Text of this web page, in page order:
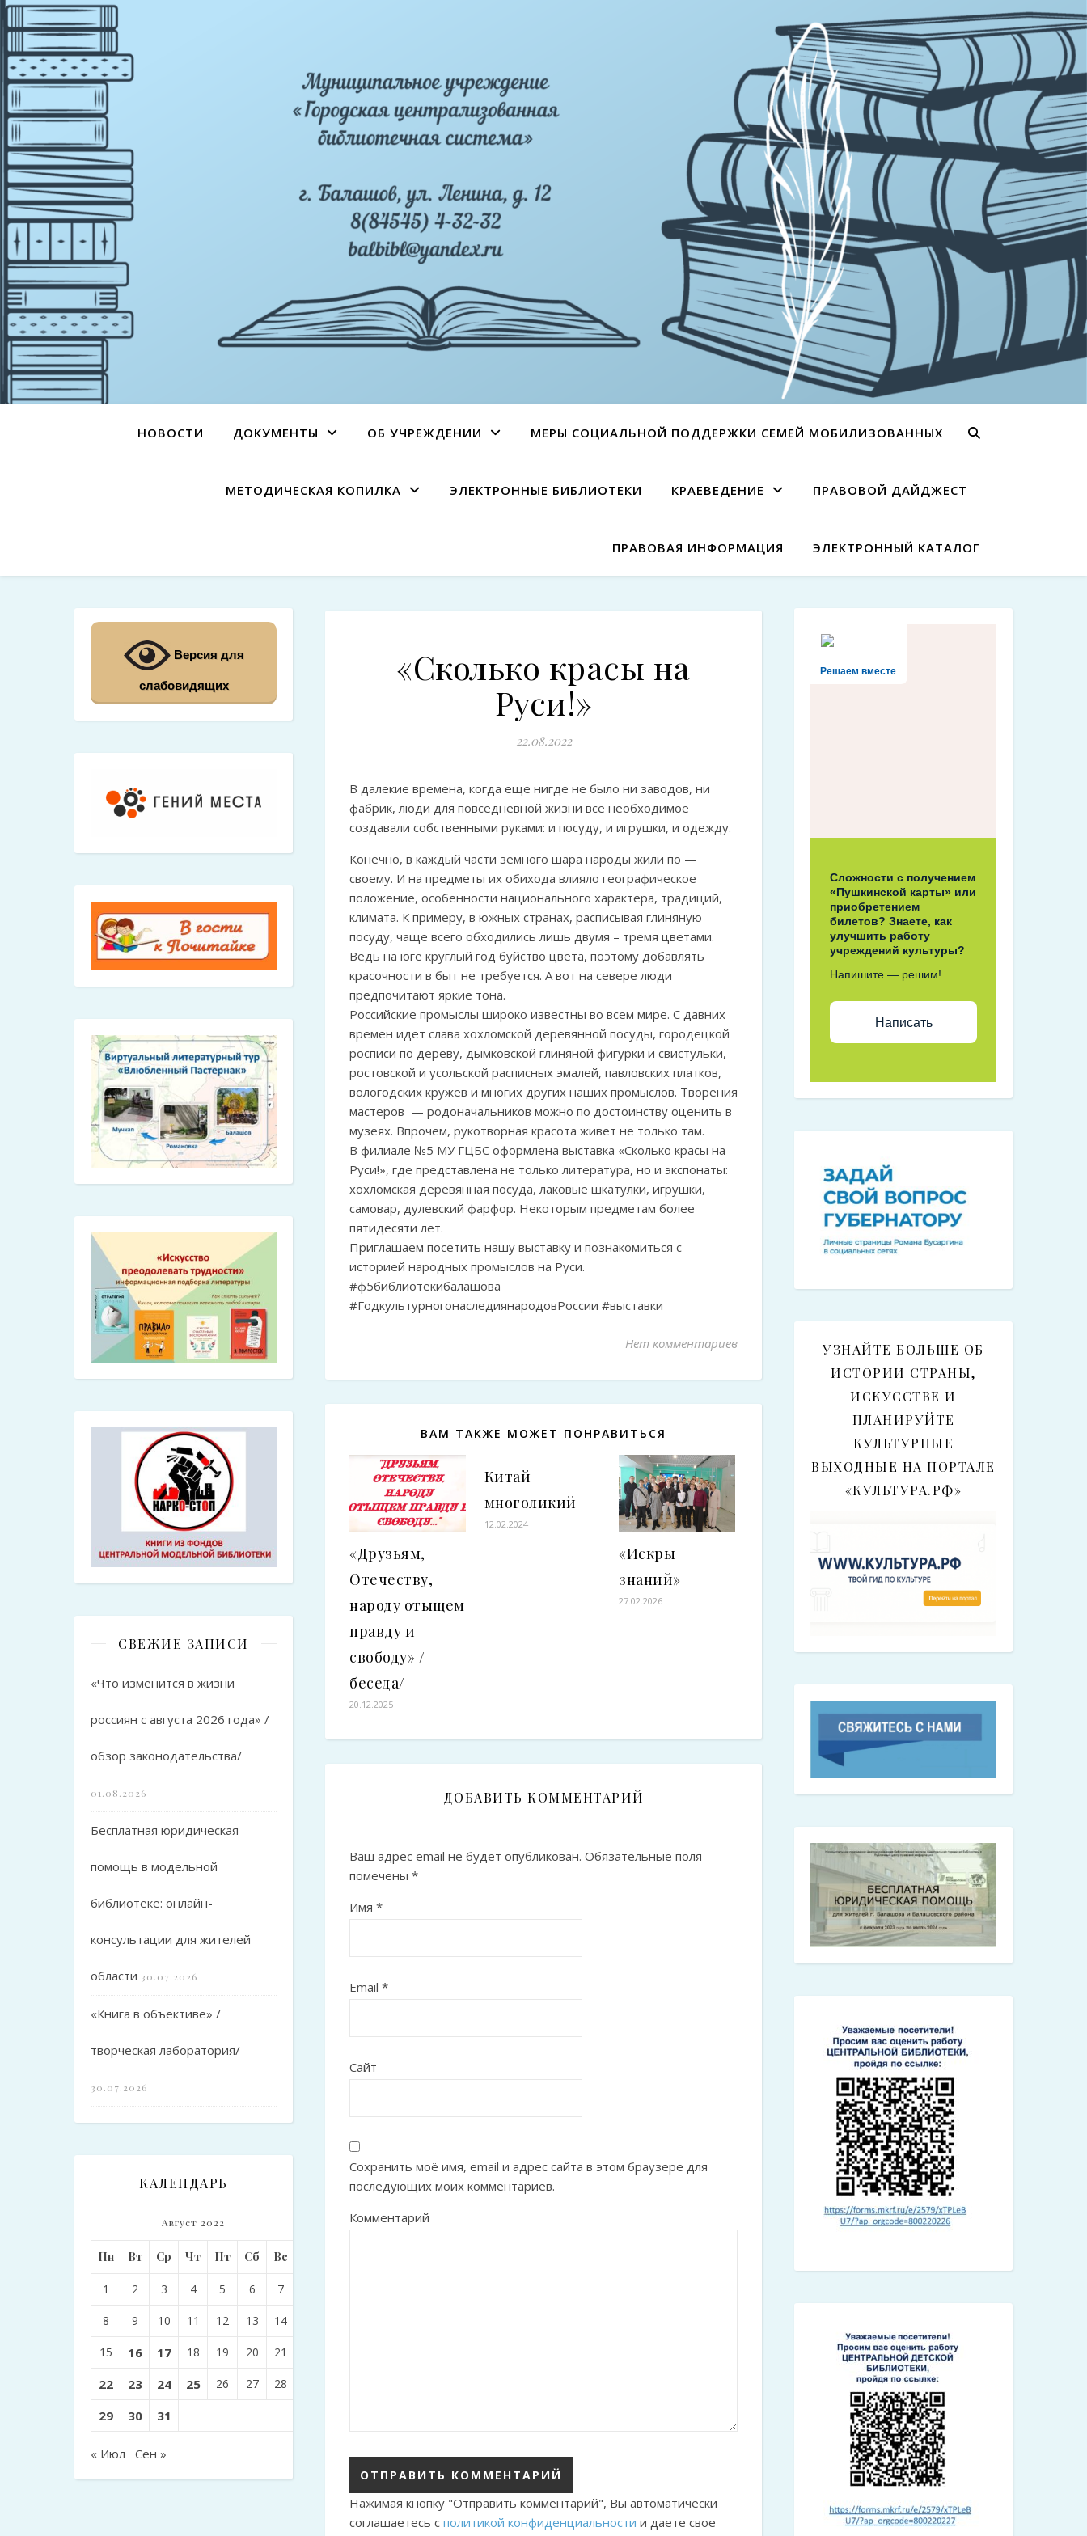
НОВОСТИ ДОКУМЕНТЫ ОБ УЧРЕЖДЕНИИ МЕРЫ СОЦИАЛЬНОЙ ПОДДЕРЖКИ СЕМЕЙ МОБИЛИЗОВАННЫХ
МЕТОДИЧЕСКАЯ КОПИЛКА ЭЛЕКТРОННЫЕ БИБЛИОТЕКИ КРАЕВЕДЕНИЕ ПРАВОВОЙ ДАЙДЖЕСТ
ПРАВОВАЯ ИНФОРМАЦИЯ ЭЛЕКТРОННЫЙ КАТАЛОГ
Версия для
слабовидящих
СВЕЖИЕ ЗАПИСИ
«Что изменится в жизни
россиян с августа 2026 года» /
обзор законодательства/
01.08.2026
Бесплатная юридическая
помощь в модельной
библиотеке: онлайн-
консультации для жителей
области 30.07.2026
«Книга в объективе» /
творческая лаборатория/
30.07.2026
КАЛЕНДАРЬ
Август 2022
Пн Вт Ср Чт Пт Сб Вс
1 2 3 4 5 6 7
8 9 10 11 12 13 14
15 16 17 18 19 20 21
22 23 24 25 26 27 28
29 30 31
« Июл Сен »
«Сколько красы на
Руси!»
22.08.2022
В далекие времена, когда еще нигде не было ни заводов, ни
фабрик, люди для повседневной жизни все необходимое
создавали собственными руками: и посуду, и игрушки, и одежду.
Конечно, в каждый части земного шара народы жили по —
своему. И на предметы их обихода влияло географическое
положение, особенности национального характера, традиций,
климата. К примеру, в южных странах, расписывая глиняную
посуду, чаще всего обходились лишь двумя – тремя цветами.
Ведь на юге круглый год буйство цвета, поэтому добавлять
красочности в быт не требуется. А вот на севере люди
предпочитают яркие тона.
Российские промыслы широко известны во всем мире. С давних
времен идет слава хохломской деревянной посуды, городецкой
росписи по дереву, дымковской глиняной фигурки и свистульки,
ростовской и усольской расписных эмалей, павловских платков,
вологодских кружев и многих других наших промыслов. Творения
мастеров — родоначальников можно по достоинству оценить в
музеях. Впрочем, рукотворная красота живет не только там.
В филиале №5 МУ ГЦБС оформлена выставка «Сколько красы на
Руси!», где представлена не только литература, но и экспонаты:
хохломская деревянная посуда, лаковые шкатулки, игрушки,
самовар, дулевский фарфор. Некоторым предметам более
пятидесяти лет.
Приглашаем посетить нашу выставку и познакомиться с
историей народных промыслов на Руси.
#ф5библиотекибалашова
#ГодкультурногонаследиянародовРоссии #выставки
Нет комментариев
ВАМ ТАКЖЕ МОЖЕТ ПОНРАВИТЬСЯ
«Друзьям,
Отечеству,
народу отыщем
правду и
свободу» /
беседа/
20.12.2025
Китай
многоликий
12.02.2024
«Искры
знаний»
27.02.2026
ДОБАВИТЬ КОММЕНТАРИЙ
Ваш адрес email не будет опубликован. Обязательные поля
помечены *
Имя *
Email *
Сайт
Сохранить моё имя, email и адрес сайта в этом браузере для
последующих моих комментариев.
Комментарий
Нажимая кнопку "Отправить комментарий", Вы автоматически
соглашаетесь с политикой конфиденциальности и даете свое
Решаем вместе
Сложности с получением
«Пушкинской карты» или
приобретением
билетов? Знаете, как
улучшить работу
учреждений культуры?
Напишите — решим!
Написать
УЗНАЙТЕ БОЛЬШЕ ОБ
ИСТОРИИ СТРАНЫ,
ИСКУССТВЕ И
ПЛАНИРУЙТЕ
КУЛЬТУРНЫЕ
ВЫХОДНЫЕ НА ПОРТАЛЕ
«КУЛЬТУРА.РФ»